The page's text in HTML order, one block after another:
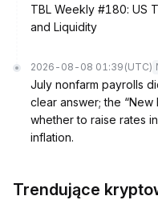
TBL Weekly #180: US
and Liquidity
2026-08-08 01:39 (UTC)
July nonfarm payrolls
clear answer; the
whether to raise rates
inflation.
Trendujące